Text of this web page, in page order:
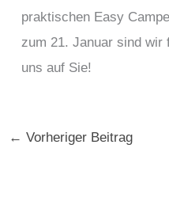
praktischen Easy
zum 21. Januar sind
uns auf Sie!
← Vorheriger Beitrag